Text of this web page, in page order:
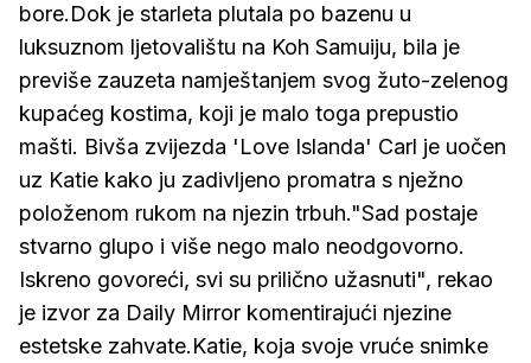
bore.Dok je starleta plutala po bazenu u
luksuznom ljetovalištu na Koh Samuiju, bila je
previše zauzeta namještanjem svog žuto-zelenog
kupaćeg kostima, koji je malo toga prepustio
mašti. Bivša zvijezda 'Love Islanda' Carl je uočen
uz Katie kako ju zadivljeno promatra s nježno
položenom rukom na njezin trbuh."Sad postaje
stvarno glupo i više nego malo neodgovorno.
Iskreno govoreći, svi su prilično užasnuti", rekao
je izvor za Daily Mirror komentirajući njezine
estetske zahvate.Katie, koja svoje vruće snimke